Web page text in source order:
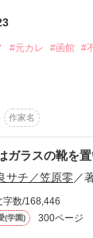
とうございます♪
さった皆様も
います♪
ますね♪♪
れた言葉は
ない男にのこの
となる人だと教
なかったし」
#元カレ #函館 #
て、もうないと
て
作家名
ガラスの靴を置
サチ／笠原零／
字数/168,446
(学園) 300ページ